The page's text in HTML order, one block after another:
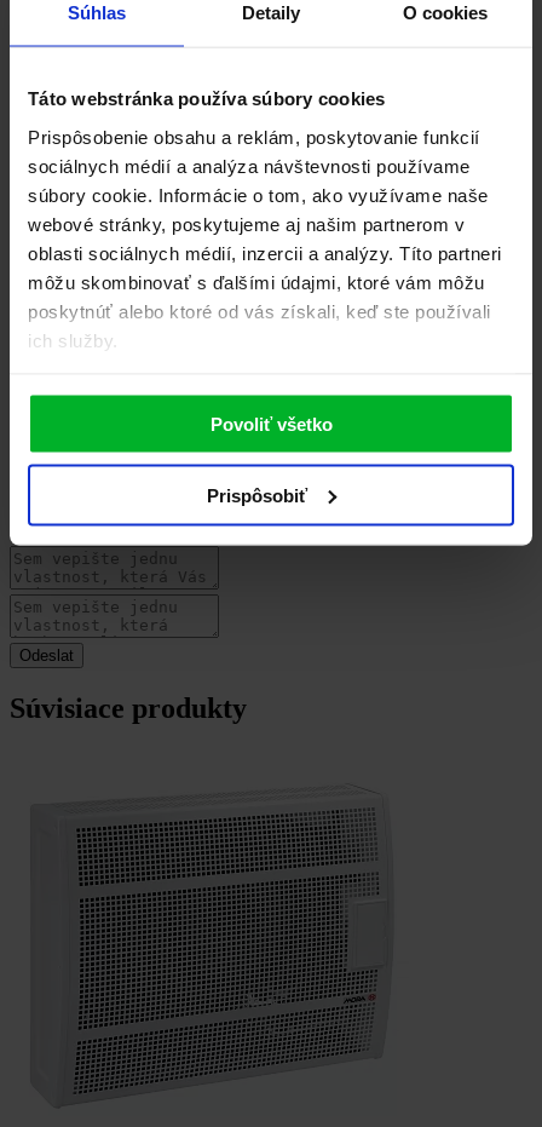
Súhlas Detaily O cookies
Táto webstránka používa súbory cookies
Prispôsobenie obsahu a reklám, poskytovanie funkcií
sociálnych médií a analýza návštevnosti používame
súbory cookie. Informácie o tom, ako využívame naše
webové stránky, poskytujeme aj našim partnerom v
oblasti sociálnych médií, inzercii a analýzy. Títo partneri
môžu skombinovať s ďalšími údajmi, ktoré vám môžu
poskytnúť alebo ktoré od vás získali, keď ste používali
ich služby.
Povoliť všetko
Prispôsobiť
Produktový list
Návod k použití
PDF, 0 KB
Energetický štítek
PDF, 0 KB
Recenzie0
Buďte první, kdo produkt R 080 ohodnotí.
Napsat uživatelskou recenzi
Uživatelská recenze
Súvisiace produkty